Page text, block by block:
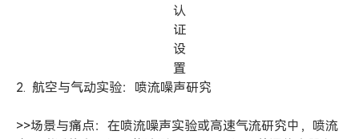
认
证
设
置
2. 航空与气动实验：喷流噪声研究
>>场景与痛点：在喷流噪声实验或高速气流研究中，喷流